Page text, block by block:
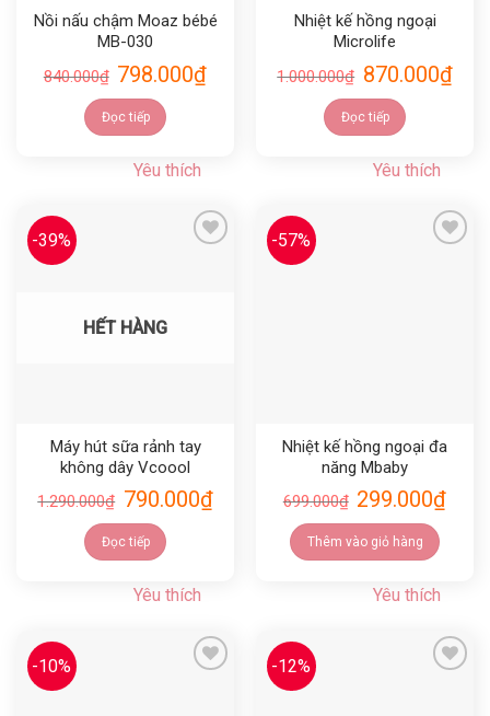
Nồi nấu chậm Moaz bébé
MB-030
840.000₫ 798.000₫
Đọc tiếp
Yêu thích
Nhiệt kế hồng ngoại
Microlife
1.000.000₫ 870.000₫
Đọc tiếp
Yêu thích
-39%
HẾT HÀNG
Máy hút sữa rảnh tay
không dây Vcoool
1.290.000₫ 790.000₫
Đọc tiếp
Yêu thích
-57%
Nhiệt kế hồng ngoại đa
năng Mbaby
699.000₫ 299.000₫
Thêm vào giỏ hàng
Yêu thích
-10% -12%